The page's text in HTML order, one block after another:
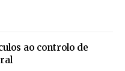
ao controlo de